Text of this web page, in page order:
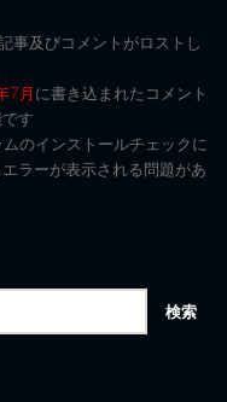
事及びコメントがロストし
7月に書き込まれたコメント
す
のインストールチェックに
ラーが表示される問題があ